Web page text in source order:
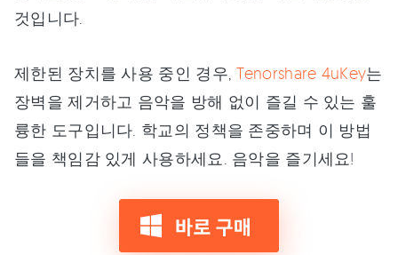
것입니다.
제한된 장치를 사용 중인 경우,Tenorshare 4uKey는
장벽을 제거하고 음악을 방해 없이 즐길 수 있는 훌
륭한 도구입니다. 학교의 정책을 존중하며 이 방법
들을 책임감 있게 사용하세요. 음악을 즐기세요!